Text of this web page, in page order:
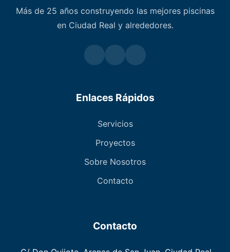
Más de 25 años construyendo las mejores piscinas
en Ciudad Real y alrededores.
Enlaces Rápidos
Servicios
Proyectos
Sobre Nosotros
Contacto
Contacto